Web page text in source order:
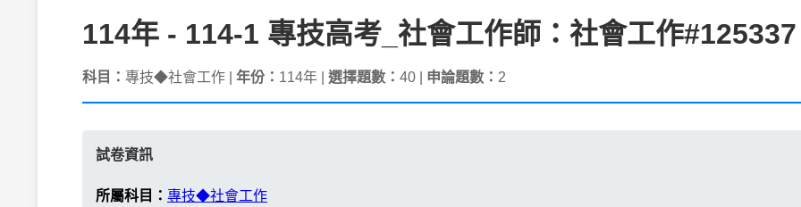
114年 - 114-1 專技高考_社會工作師：社會工作#125337
科目： 專技◆社會工作 | 年份： 114年 | 選擇題數： 40 | 申論題數： 2
試卷資訊
所屬科目： 專技◆社會工作